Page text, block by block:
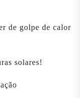
de golpe de calor
solares!